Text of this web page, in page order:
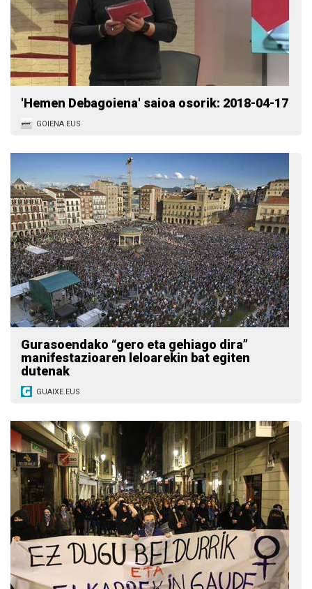
'Hemen Debagoiena' saioa osorik: 2018-04-17
GOIENA.EUS
Gurasoendako “gero eta gehiago dira”
manifestazioaren leloarekin bat egiten
dutenak
GUAIXE.EUS